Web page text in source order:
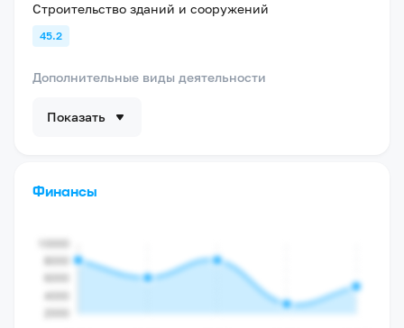
Строительство зданий и сооружений
45.2
Дополнительные виды деятельности
Показать
Финансы